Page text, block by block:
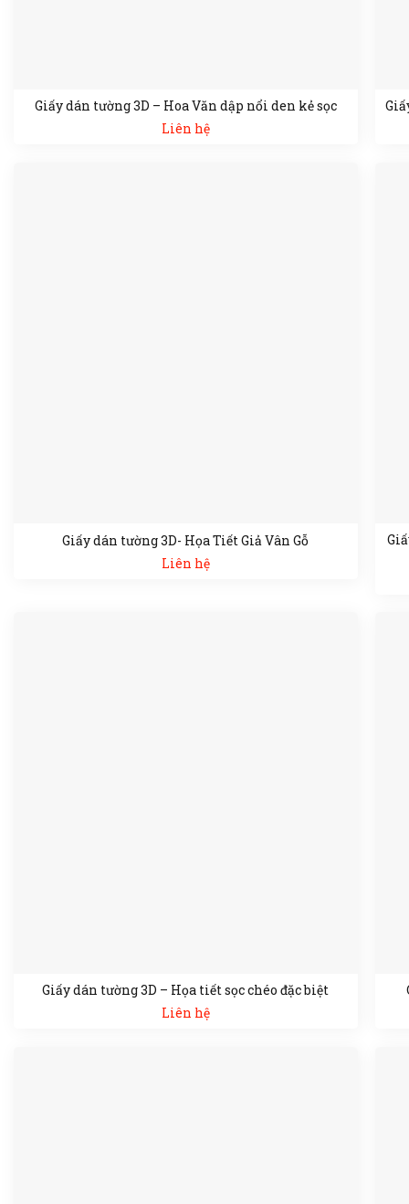
Giấy dán tường 3D – Hoa Văn dập nổi den kẻ sọc
Liên hệ
Giấy dán tường 3D- Họa Tiết Giả Vân Gỗ
Liên hệ
Giấy dán tường 3D – Họa tiết sọc chéo đặc biệt
Liên hệ